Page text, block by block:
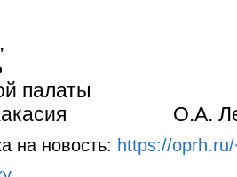
палаты
Хакасия О.А.
на новость: https://